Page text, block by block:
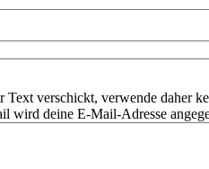
Text verschickt, verwende daher
wird deine E-Mail-Adresse